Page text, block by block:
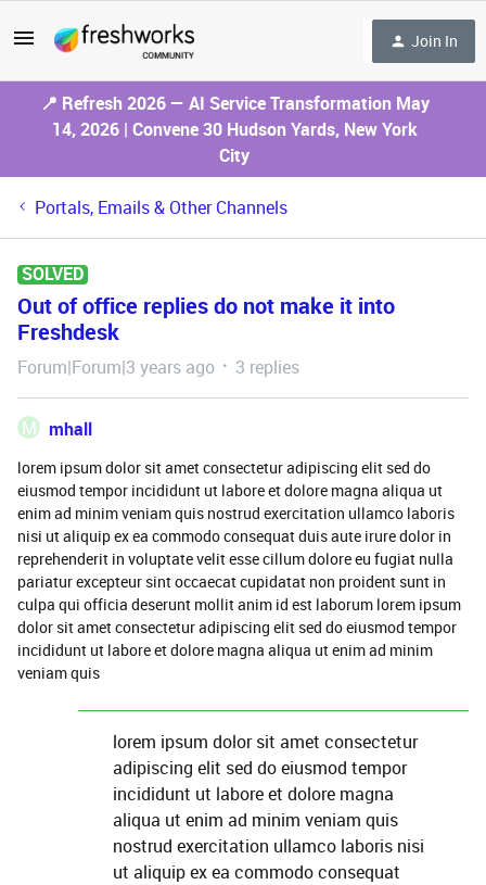
Join In
📍 Refresh 2026 — AI Service Transformation May
14, 2026 | Convene 30 Hudson Yards, New York
City
Portals, Emails & Other Channels
SOLVED
Out of office replies do not make it into
Freshdesk
Forum|Forum|3 years ago 3 replies
M mhall
lorem ipsum dolor sit amet consectetur adipiscing elit sed do
eiusmod tempor incididunt ut labore et dolore magna aliqua ut
enim ad minim veniam quis nostrud exercitation ullamco laboris
nisi ut aliquip ex ea commodo consequat duis aute irure dolor in
reprehenderit in voluptate velit esse cillum dolore eu fugiat nulla
pariatur excepteur sint occaecat cupidatat non proident sunt in
culpa qui officia deserunt mollit anim id est laborum lorem ipsum
dolor sit amet consectetur adipiscing elit sed do eiusmod tempor
incididunt ut labore et dolore magna aliqua ut enim ad minim
veniam quis
lorem ipsum dolor sit amet consectetur
adipiscing elit sed do eiusmod tempor
incididunt ut labore et dolore magna
aliqua ut enim ad minim veniam quis
nostrud exercitation ullamco laboris nisi
ut aliquip ex ea commodo consequat